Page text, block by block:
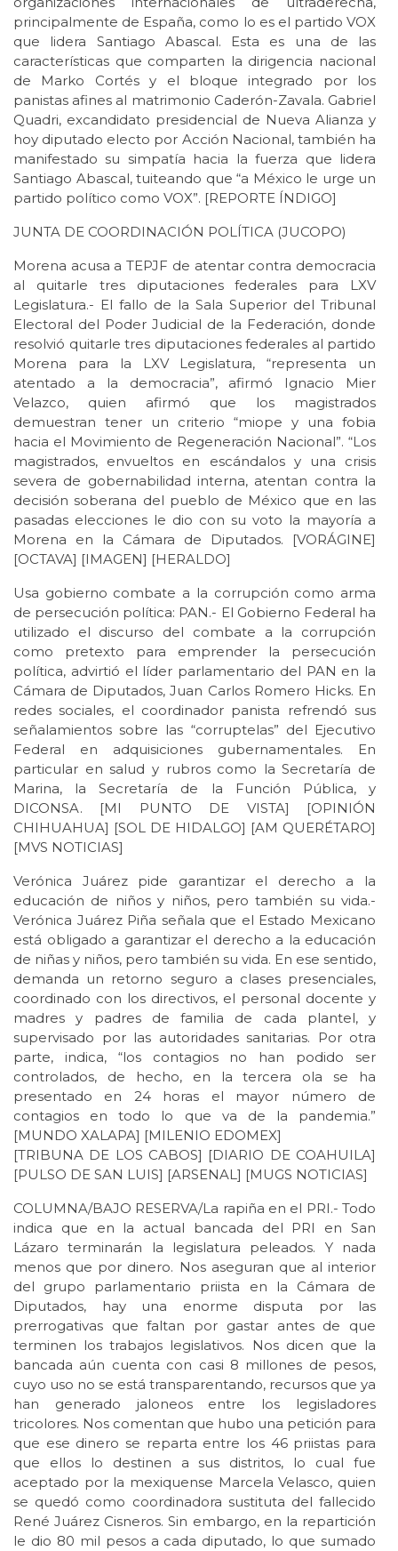
principalmente de España, como lo es el partido VOX
que lidera Santiago Abascal. Esta es una de las
características que comparten la dirigencia nacional
de Marko Cortés y el bloque integrado por los
panistas afines al matrimonio Caderón-Zavala. Gabriel
Quadri, excandidato presidencial de Nueva Alianza y
hoy diputado electo por Acción Nacional, también ha
manifestado su simpatía hacia la fuerza que lidera
Santiago Abascal, tuiteando que “a México le urge un
partido político como VOX”. [REPORTE ÍNDIGO]
JUNTA DE COORDINACIÓN POLÍTICA (JUCOPO)
Morena acusa a TEPJF de atentar contra democracia
al quitarle tres diputaciones federales para LXV
Legislatura.- El fallo de la Sala Superior del Tribunal
Electoral del Poder Judicial de la Federación, donde
resolvió quitarle tres diputaciones federales al partido
Morena para la LXV Legislatura, “representa un
atentado a la democracia”, afirmó Ignacio Mier
Velazco, quien afirmó que los magistrados
demuestran tener un criterio “miope y una fobia
hacia el Movimiento de Regeneración Nacional”. “Los
magistrados, envueltos en escándalos y una crisis
severa de gobernabilidad interna, atentan contra la
decisión soberana del pueblo de México que en las
pasadas elecciones le dio con su voto la mayoría a
Morena en la Cámara de Diputados. [VORÁGINE]
[OCTAVA] [IMAGEN] [HERALDO]
Usa gobierno combate a la corrupción como arma
de persecución política: PAN.- El Gobierno Federal ha
utilizado el discurso del combate a la corrupción
como pretexto para emprender la persecución
política, advirtió el líder parlamentario del PAN en la
Cámara de Diputados, Juan Carlos Romero Hicks. En
redes sociales, el coordinador panista refrendó sus
señalamientos sobre las “corruptelas” del Ejecutivo
Federal en adquisiciones gubernamentales. En
particular en salud y rubros como la Secretaría de
Marina, la Secretaría de la Función Pública, y
DICONSA. [MI PUNTO DE VISTA] [OPINIÓN
CHIHUAHUA] [SOL DE HIDALGO] [AM QUERÉTARO]
[MVS NOTICIAS]
Verónica Juárez pide garantizar el derecho a la
educación de niños y niños, pero también su vida.-
Verónica Juárez Piña señala que el Estado Mexicano
está obligado a garantizar el derecho a la educación
de niñas y niños, pero también su vida. En ese sentido,
demanda un retorno seguro a clases presenciales,
coordinado con los directivos, el personal docente y
madres y padres de familia de cada plantel, y
supervisado por las autoridades sanitarias. Por otra
parte, indica, “los contagios no han podido ser
controlados, de hecho, en la tercera ola se ha
presentado en 24 horas el mayor número de
contagios en todo lo que va de la pandemia.”
[MUNDO XALAPA] [MILENIO EDOMEX]
[TRIBUNA DE LOS CABOS] [DIARIO DE COAHUILA]
[PULSO DE SAN LUIS] [ARSENAL] [MUGS NOTICIAS]
COLUMNA/BAJO RESERVA/La rapiña en el PRI.- Todo
indica que en la actual bancada del PRI en San
Lázaro terminarán la legislatura peleados. Y nada
menos que por dinero. Nos aseguran que al interior
del grupo parlamentario priista en la Cámara de
Diputados, hay una enorme disputa por las
prerrogativas que faltan por gastar antes de que
terminen los trabajos legislativos. Nos dicen que la
bancada aún cuenta con casi 8 millones de pesos,
cuyo uso no se está transparentando, recursos que ya
han generado jaloneos entre los legisladores
tricolores. Nos comentan que hubo una petición para
que ese dinero se reparta entre los 46 priistas para
que ellos lo destinen a sus distritos, lo cual fue
aceptado por la mexiquense Marcela Velasco, quien
se quedó como coordinadora sustituta del fallecido
René Juárez Cisneros. Sin embargo, en la repartición
le dio 80 mil pesos a cada diputado, lo que sumado